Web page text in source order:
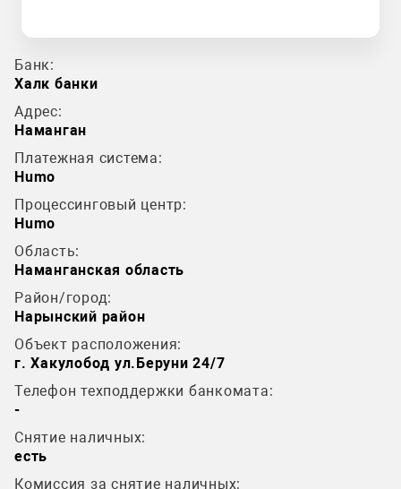
Банк:
Халк банки
Адрес:
Наманган
Платежная система:
Humo
Процессинговый центр:
Humo
Область:
Наманганская область
Район/город:
Нарынский район
Объект расположения:
г. Хакулобод ул.Беруни 24/7
Телефон техподдержки банкомата:
-
Снятие наличных:
есть
Комиссия за снятие наличных: